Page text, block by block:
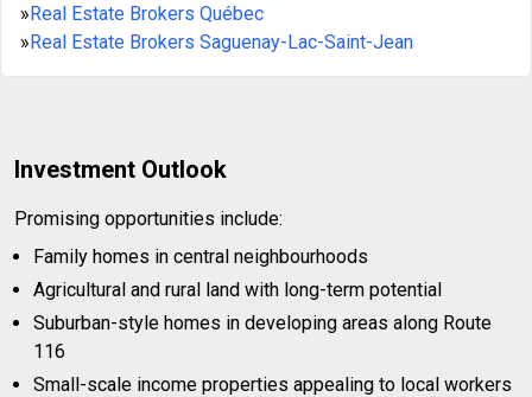
»Real Estate Brokers Québec
»Real Estate Brokers Saguenay-Lac-Saint-Jean
Investment Outlook
Promising opportunities include:
Family homes in central neighbourhoods
Agricultural and rural land with long-term potential
Suburban-style homes in developing areas along Route
116
Small-scale income properties appealing to local workers